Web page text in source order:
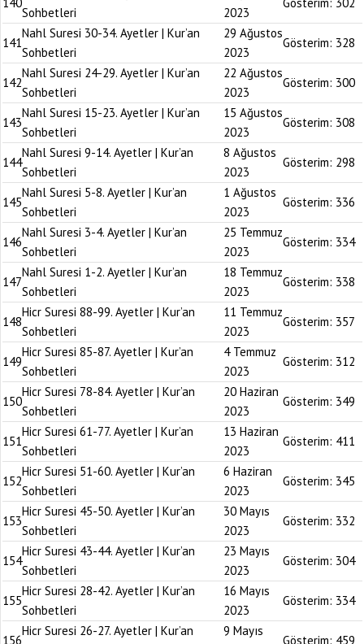
Sohbetleri
2023
141
Nahl Suresi 30-34. Ayetler | Kur’an
Sohbetleri
29 Ağustos
2023
Gösterim: 328
142
Nahl Suresi 24-29. Ayetler | Kur’an
Sohbetleri
22 Ağustos
2023
Gösterim: 300
143
Nahl Suresi 15-23. Ayetler | Kur’an
Sohbetleri
15 Ağustos
2023
Gösterim: 308
144
Nahl Suresi 9-14. Ayetler | Kur’an
Sohbetleri
8 Ağustos
2023
Gösterim: 298
145
Nahl Suresi 5-8. Ayetler | Kur’an
Sohbetleri
1 Ağustos
2023
Gösterim: 336
146
Nahl Suresi 3-4. Ayetler | Kur’an
Sohbetleri
25 Temmuz
2023
Gösterim: 334
147
Nahl Suresi 1-2. Ayetler | Kur’an
Sohbetleri
18 Temmuz
2023
Gösterim: 338
148
Hicr Suresi 88-99. Ayetler | Kur’an
Sohbetleri
11 Temmuz
2023
Gösterim: 357
149
Hicr Suresi 85-87. Ayetler | Kur’an
Sohbetleri
4 Temmuz
2023
Gösterim: 312
150
Hicr Suresi 78-84. Ayetler | Kur’an
Sohbetleri
20 Haziran
2023
Gösterim: 349
151
Hicr Suresi 61-77. Ayetler | Kur’an
Sohbetleri
13 Haziran
2023
Gösterim: 411
152
Hicr Suresi 51-60. Ayetler | Kur’an
Sohbetleri
6 Haziran
2023
Gösterim: 345
153
Hicr Suresi 45-50. Ayetler | Kur’an
Sohbetleri
30 Mayıs
2023
Gösterim: 332
154
Hicr Suresi 43-44. Ayetler | Kur’an
Sohbetleri
23 Mayıs
2023
Gösterim: 304
155
Hicr Suresi 28-42. Ayetler | Kur’an
Sohbetleri
16 Mayıs
2023
Gösterim: 334
156
Hicr Suresi 26-27. Ayetler | Kur’an
9 Mayıs
Gösterim: 459